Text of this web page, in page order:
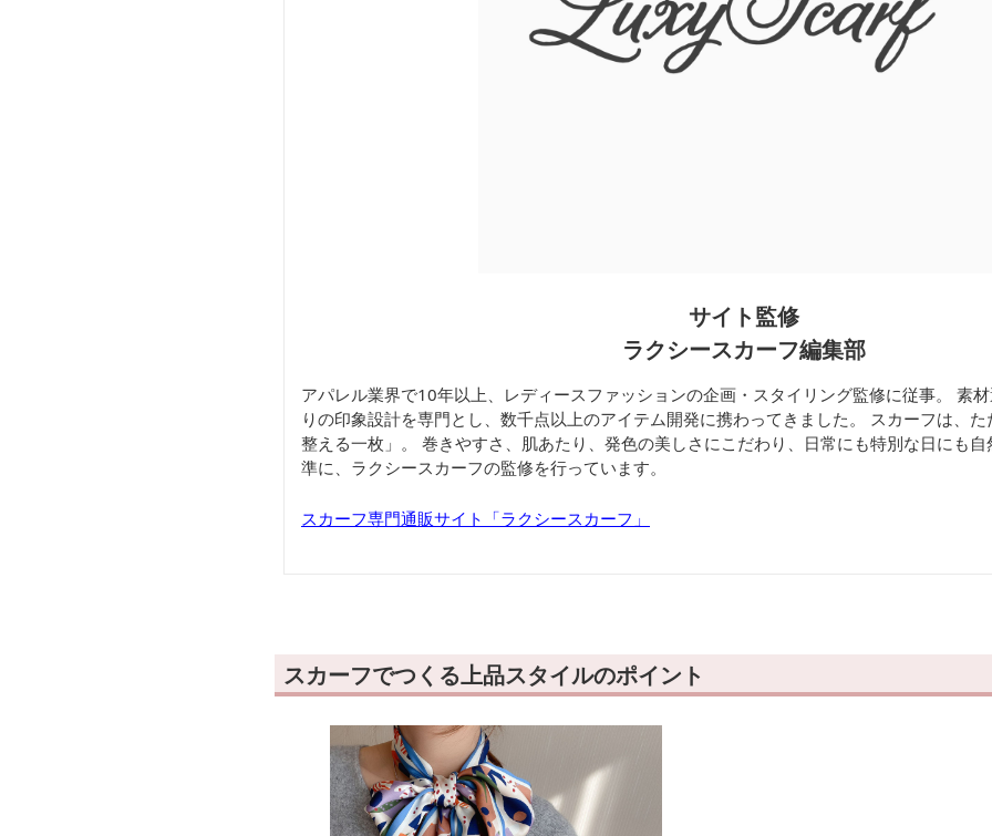
サイト監修
ラクシースカーフ編集部
アパレル業界で10年以上、レディースファッションの企画・スタイリング監修に従事。 素
りの印象設計を専門とし、数千点以上のアイテム開発に携わってきました。 スカーフは、
整える一枚」。 巻きやすさ、肌あたり、発色の美しさにこだわり、日常にも特別な日にも
準に、ラクシースカーフの監修を行っています。
スカーフ専門通販サイト「ラクシースカーフ」
スカーフでつくる上品スタイルのポイント